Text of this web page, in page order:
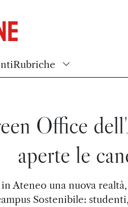
Rubriche
Office
aperte le
Ateneo una nuova
Sostenibile: